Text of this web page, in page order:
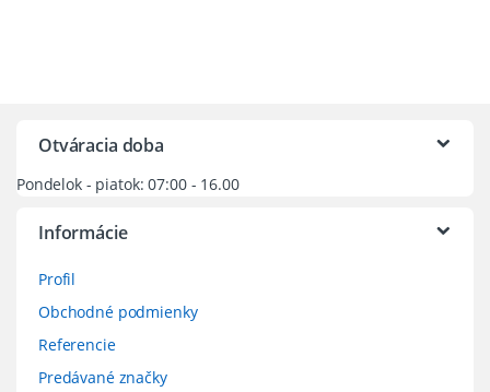
na
produktu.
Otváracia doba
Pondelok - piatok: 07:00 - 16.00
Informácie
Profil
Obchodné podmienky
Referencie
Predávané značky